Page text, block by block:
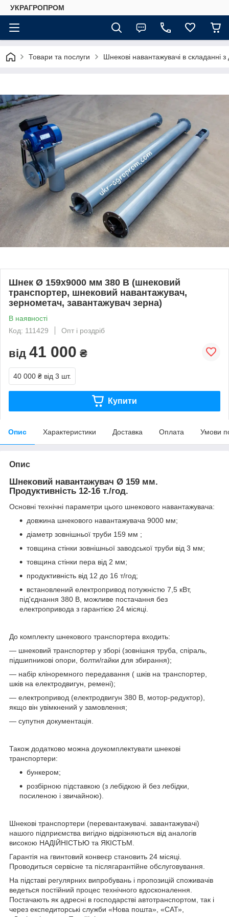
УКРАГРОПРОМ
Товари та послуги Шнекові навантажувачі в складанні
Шнек Ø 159х9000 мм 380 В (шнековий
транспортер, шнековий навантажувач,
зернометач, завантажувач зерна)
В наявності
Код: 111429
Опт і роздріб
від 41 000 ₴
40 000 ₴ від 3 шт.
Купити
Опис Характеристики Доставка Оплата Умови
Опис
Шнековий навантажувач Ø 159 мм.
Продуктивність 12-16 т./год.
Основні технічні параметри цього шнекового навантажувача:
довжина шнекового навантажувача 9000 мм;
діаметр зовнішньої труби 159 мм ;
товщина стінки зовнішньої заводської труби від 3 мм;
товщина стінки пера від 2 мм;
продуктивність від 12 до 16 т/год;
встановлений електропривод потужністю 7,5 кВт,
під'єднання 380 В, можливе постачання без
електропривода з гарантією 24 місяці.
До комплекту шнекового транспортера входить:
— шнековий транспортер у зборі (зовнішня труба, спіраль,
підшипникові опори, болти/гайки для збирання);
— набір кліноремного передавання ( шків на транспортер,
шків на електродвигун, ремені);
— електропривод (електродвигун 380 В, мотор-редуктор),
якщо він увімкнений у замовлення;
— супутня документація.
Також додатково можна доукомплектувати шнекові
транспортери:
бункером;
розбірною підставкою (з лебідкою й без лебідки,
посиленою і звичайною).
Шнекові транспортери (перевантажувачі. завантажувачі)
нашого підприємства вигідно відрізняються від аналогів
високою НАДІЙНІСТЬЮ та ЯКІСТЬМ.
Гарантія на гвинтовий конвеєр становить 24 місяці.
Проводиться сервісне та післягарантійне обслуговування.
На підставі регулярних випробувань і пропозицій споживачів
ведеться постійний процес технічного вдосконалення.
Постачають як адресні в господарстві автотранспортом, так і
через експедиторські служби «Нова пошта», «САТ»,